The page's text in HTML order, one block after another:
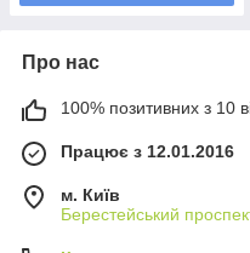
Про нас
100% позитивних з 10
Працює з 12.01.2016
м. Київ
Берестейський